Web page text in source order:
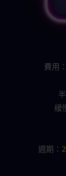
費用：
緩
週期： 2